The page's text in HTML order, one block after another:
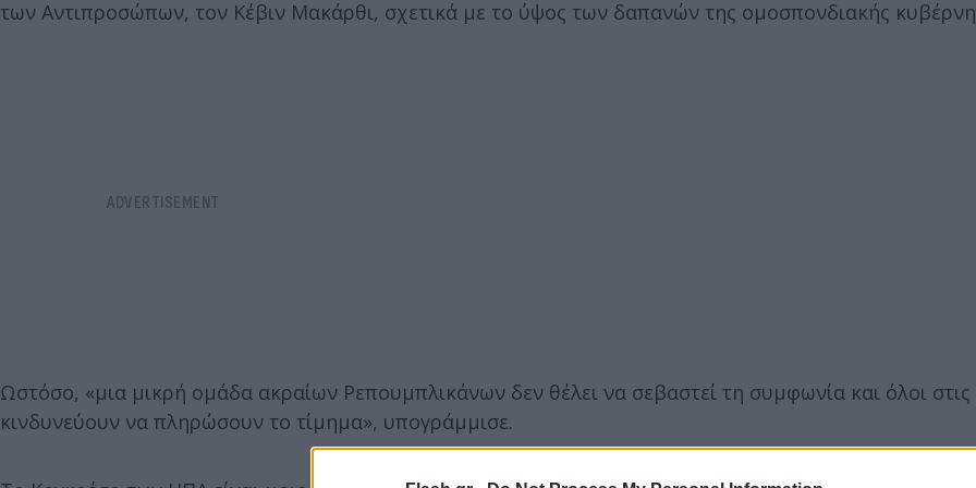
των Αντιπροσώπων, τον Κέβιν Μακάρθι, σχετικά με το ύψος των δαπανών της ομοσπονδιακής
Ωστόσο, «μια μικρή ομάδα ακραίων Ρεπουμπλικάνων δεν θέλει να σεβαστεί τη συμφωνία και όλοι
κινδυνεύουν να πληρώσουν το τίμημα», υπογράμμισε.